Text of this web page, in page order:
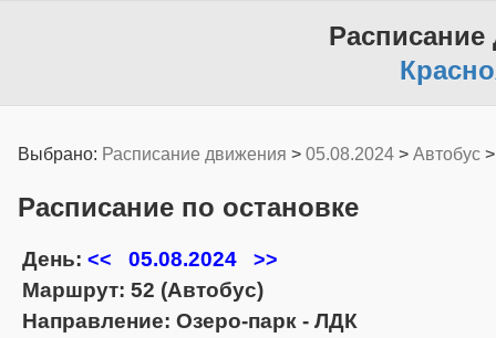
Выбрано: Расписание движения > 05.08.2024 > Автобус
Расписание по остановке
День: << 05.08.2024 >>
Маршрут: 52 (Автобус)
Направление: Озеро-парк - ЛДК